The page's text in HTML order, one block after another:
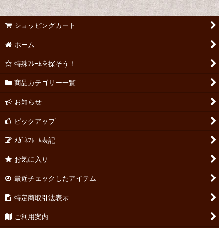
ショッピングカート
ホーム
特殊ﾌﾚｰﾑを探そう！
商品カテゴリー一覧
お知らせ
ピックアップ
ﾒｶﾞﾈﾌﾚｰﾑ表記
お気に入り
最近チェックしたアイテム
特定商取引法表示
ご利用案内